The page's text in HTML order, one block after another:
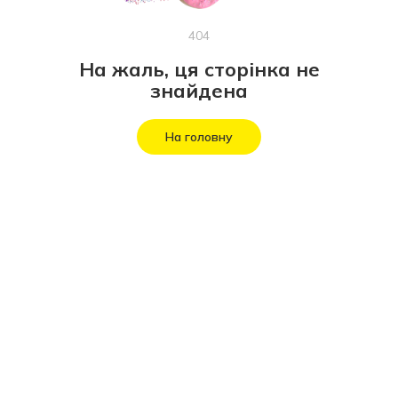
404
На жаль, ця сторінка не
знайдена
На головну